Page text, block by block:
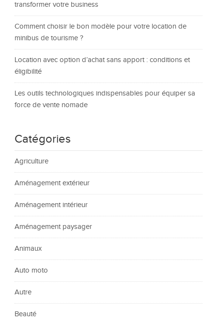
transformer votre business
Comment choisir le bon modèle pour votre location de
minibus de tourisme ?
Location avec option d’achat sans apport : conditions et
éligibilité
Les outils technologiques indispensables pour équiper sa
force de vente nomade
Catégories
Agriculture
Aménagement extérieur
Aménagement intérieur
Aménagement paysager
Animaux
Auto moto
Autre
Beauté